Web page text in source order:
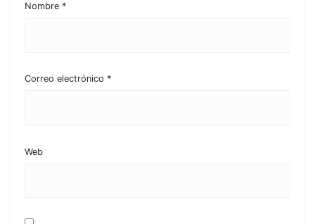
Nombre *
Correo electrónico *
Web